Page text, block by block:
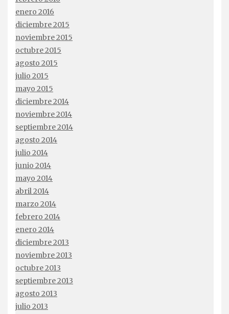
enero 2016
diciembre 2015
noviembre 2015
octubre 2015
agosto 2015
julio 2015
mayo 2015
diciembre 2014
noviembre 2014
septiembre 2014
agosto 2014
julio 2014
junio 2014
mayo 2014
abril 2014
marzo 2014
febrero 2014
enero 2014
diciembre 2013
noviembre 2013
octubre 2013
septiembre 2013
agosto 2013
julio 2013